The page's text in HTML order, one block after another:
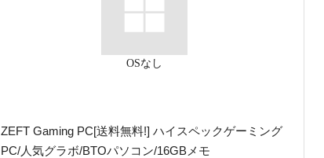
OSなし
ZEFT Gaming PC[送料無料!] ハイスペックゲーミング
PC/人気グラボ/BTOパソコン/16GBメモ